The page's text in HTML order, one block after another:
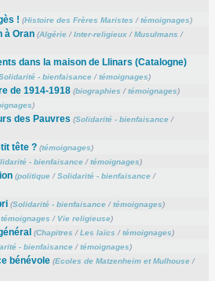
! (Histoire des Frères Maristes /témoignages)
à Oran (Algérie/Inter-religieux/Musulmans /
dans la maison de Llinars (Catalogne)
- bienfaisance/témoignages)
de 1914-1918 (biographies /témoignages)
)
des Pauvres (Solidarité - bienfaisance/
tête ? (témoignages)
- bienfaisance/témoignages)
(politique/Solidarité - bienfaisance/
(Solidarité - bienfaisance/témoignages)
témoignages / Vie religieuse)
(Chapitres /Les laïcs /témoignages)
- bienfaisance/témoignages)
bénévole (Ecoles de Matzenheim et Mulhouse/